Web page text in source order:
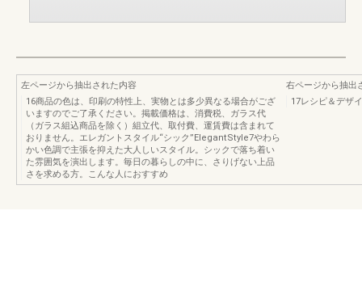
左ページから抽出された内容
16商品の色は、印刷の特性上、実物とは多少異なる場合がござ
いますのでご了承ください。掲載価格は、消費税、ガラス代
（ガラス組込商品を除く）組立代、取付費、運賃費は含まれて
おりません。エレガントスタイル“シック”ElegantStyle7やわら
かい色調で主張を抑えた大人しいスタイル。シックで落ち着い
た雰囲気を演出します。毎日の暮らしの中に、さりげない上品
さを求める方。こんな人におすすめ
右ページから抽出
17レシピ＆デザ